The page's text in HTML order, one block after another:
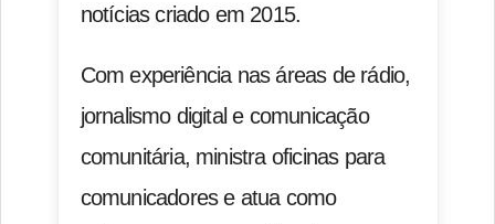
notícias criado em 2015.
Com experiência nas áreas de rádio,
jornalismo digital e comunicação
comunitária, ministra oficinas para
comunicadores e atua como